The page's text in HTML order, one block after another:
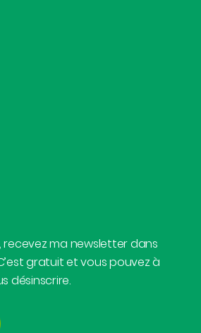
recevez ma newsletter dans
gratuit et vous pouvez à
désinscrire.